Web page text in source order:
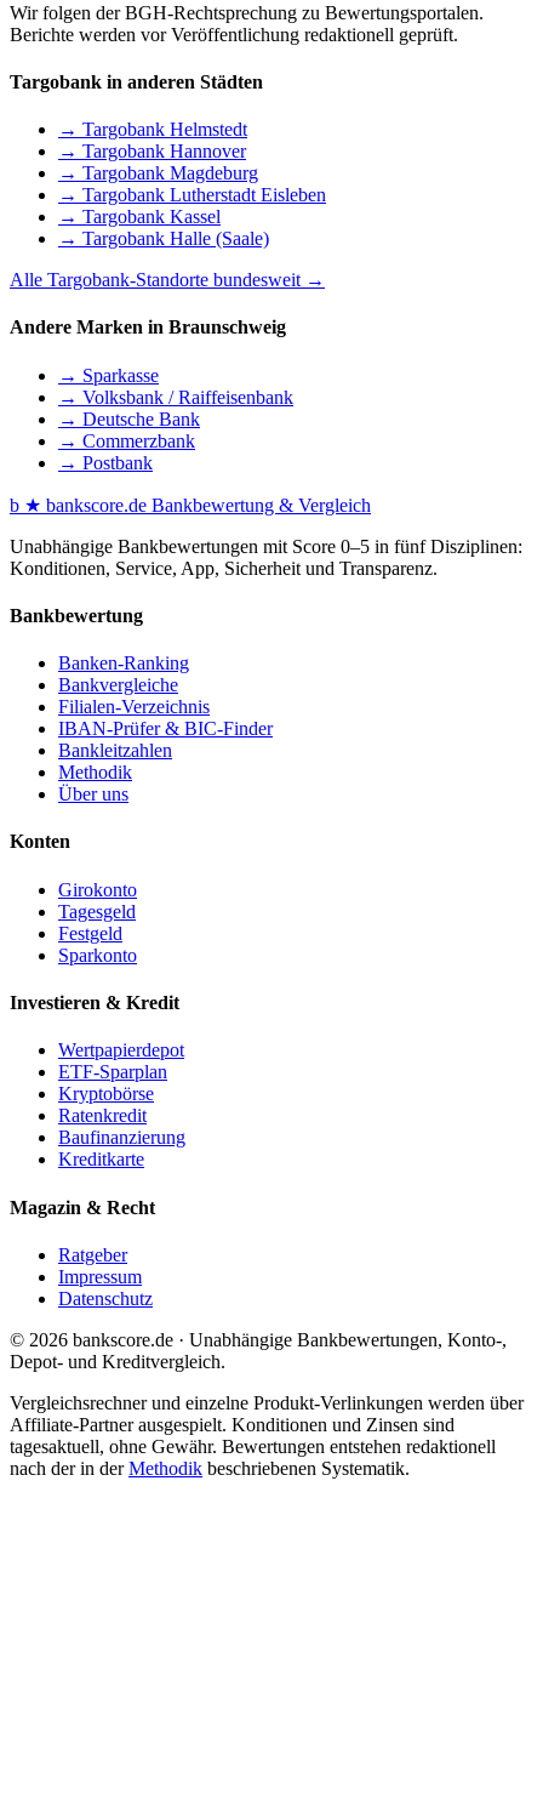
Wir folgen der BGH-Rechtsprechung zu Bewertungsportalen.
Berichte werden vor Veröffentlichung redaktionell geprüft.
Targobank in anderen Städten
→ Targobank Helmstedt
→ Targobank Hannover
→ Targobank Magdeburg
→ Targobank Lutherstadt Eisleben
→ Targobank Kassel
→ Targobank Halle (Saale)
Alle Targobank-Standorte bundesweit →
Andere Marken in Braunschweig
→ Sparkasse
→ Volksbank / Raiffeisenbank
→ Deutsche Bank
→ Commerzbank
→ Postbank
b ★ bankscore.de Bankbewertung & Vergleich
Unabhängige Bankbewertungen mit Score 0–5 in fünf Disziplinen:
Konditionen, Service, App, Sicherheit und Transparenz.
Bankbewertung
Banken-Ranking
Bankvergleiche
Filialen-Verzeichnis
IBAN-Prüfer & BIC-Finder
Bankleitzahlen
Methodik
Über uns
Konten
Girokonto
Tagesgeld
Festgeld
Sparkonto
Investieren & Kredit
Wertpapierdepot
ETF-Sparplan
Kryptobörse
Ratenkredit
Baufinanzierung
Kreditkarte
Magazin & Recht
Ratgeber
Impressum
Datenschutz
© 2026 bankscore.de · Unabhängige Bankbewertungen, Konto-,
Depot- und Kreditvergleich.
Vergleichsrechner und einzelne Produkt-Verlinkungen werden über
Affiliate-Partner ausgespielt. Konditionen und Zinsen sind
tagesaktuell, ohne Gewähr. Bewertungen entstehen redaktionell
nach der in derMethodik beschriebenen Systematik.